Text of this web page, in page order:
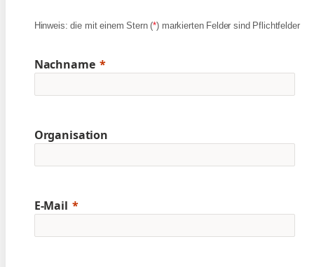
Hinweis: die mit einem Stern (*) markierten Felder sind Pflichtfelder
Nachname
Organisation
E-Mail